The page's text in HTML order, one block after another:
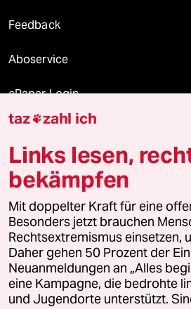
Feedback
Aboservice
ePaper Login
Downloads für Abonnierende
© 2026 taz Verlags und Vertriebs
Alle Rechte vorbehalten. Bei rechtlichen
wenden Sie sich bitte an
lizenzen@taz.de
Feedback Redaktionsstatut
Leitlinie Informant Datenschutz
taz zahl ich
Links lesen,
bekämpfen
Mit doppelter Kraft für eine
Besonders jetzt brauchen
Rechtsextremismus einsetzen,
Daher gehen 50 Prozent der
Neuanmeldungen an „Alles
eine Kampagne, die bedrohte
und Jugendorte unterstützt.